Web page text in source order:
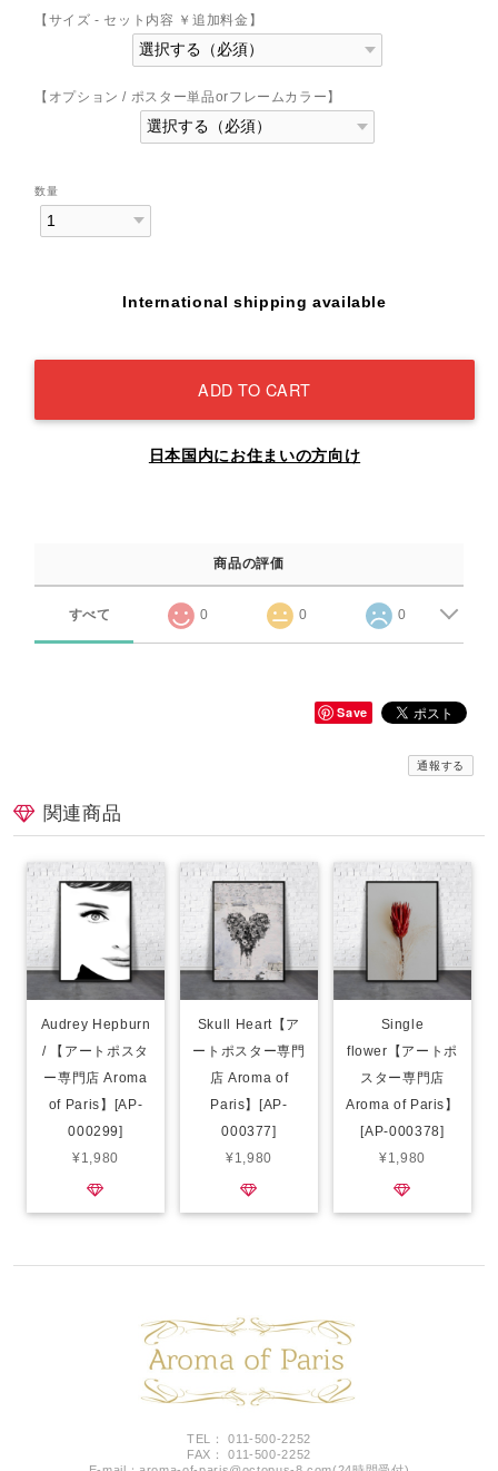
【サイズ - セット内容 ￥追加料金】
【オプション / ポスター単品orフレームカラー】
数量
International shipping available
ADD TO CART
日本国内にお住まいの方向け
商品の評価
すべて 0 0 0
Save
通報する
関連商品
Audrey Hepburn
/ 【アートポスタ
ー専門店 Aroma
of Paris】[AP-
000299]
¥1,980
Skull Heart【ア
ートポスター専門
店 Aroma of
Paris】[AP-
000377]
¥1,980
Single
flower【アートポ
スター専門店
Aroma of Paris】
[AP-000378]
¥1,980
TEL： 011-500-2252
FAX： 011-500-2252